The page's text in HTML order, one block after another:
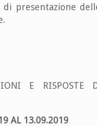
presentazione
E RISPOSTE
AL 13.09.2019